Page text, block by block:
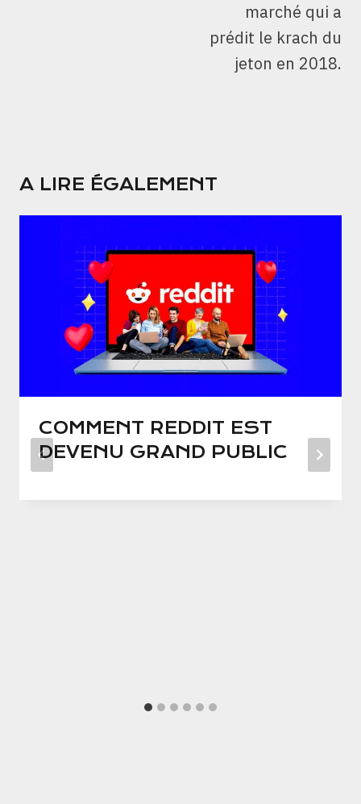
marché qui a
prédit le krach du
jeton en 2018.
A LIRE ÉGALEMENT
COMMENT REDDIT EST
DEVENU GRAND PUBLIC